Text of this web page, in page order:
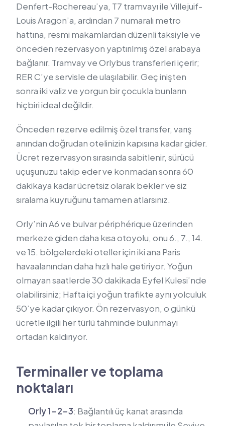
Denfert-Rochereau’ya, T7 tramvayı ile Villejuif-
Louis Aragon’a, ardından 7 numaralı metro
hattına, resmi makamlardan düzenli taksiyle ve
önceden rezervasyon yaptırılmış özel arabaya
bağlanır. Tramvay ve Orlybus transferleri içerir;
RER C’ye servisle de ulaşılabilir. Geç inişten
sonra iki valiz ve yorgun bir çocukla bunların
hiçbiri ideal değildir.
Önceden rezerve edilmiş özel transfer, varış
anından doğrudan otelinizin kapısına kadar gider.
Ücret rezervasyon sırasında sabitlenir, sürücü
uçuşunuzu takip eder ve konmadan sonra 60
dakikaya kadar ücretsiz olarak bekler ve siz
sıralama kuyruğunu tamamen atlarsınız.
Orly’nin A6 ve bulvar périphérique üzerinden
merkeze giden daha kısa otoyolu, onu 6., 7., 14.
ve 15. bölgelerdeki oteller için iki ana Paris
havaalanından daha hızlı hale getiriyor. Yoğun
olmayan saatlerde 30 dakikada Eyfel Kulesi’nde
olabilirsiniz; Hafta içi yoğun trafikte aynı yolculuk
50’ye kadar çıkıyor. Ön rezervasyon, o günkü
ücretle ilgili her türlü tahminde bulunmayı
ortadan kaldırıyor.
Terminaller ve toplama
noktaları
Orly 1-2-3: Bağlantılı üç kanat arasında